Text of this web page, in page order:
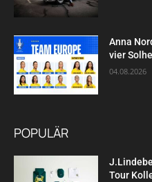
Anna
vier
04.08.2026
POPULÄR
Tour